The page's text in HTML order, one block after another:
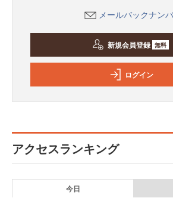
メールバックナン
新規会員登録 無料
ログイン
アクセスランキング
今日